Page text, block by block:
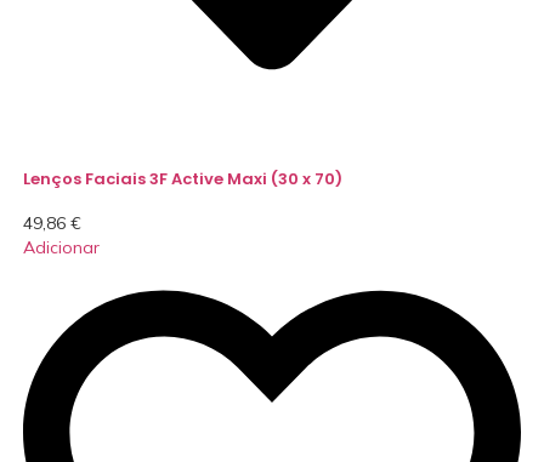
Lenços Faciais 3F Active Maxi (30 x 70)
49,86 €
Adicionar